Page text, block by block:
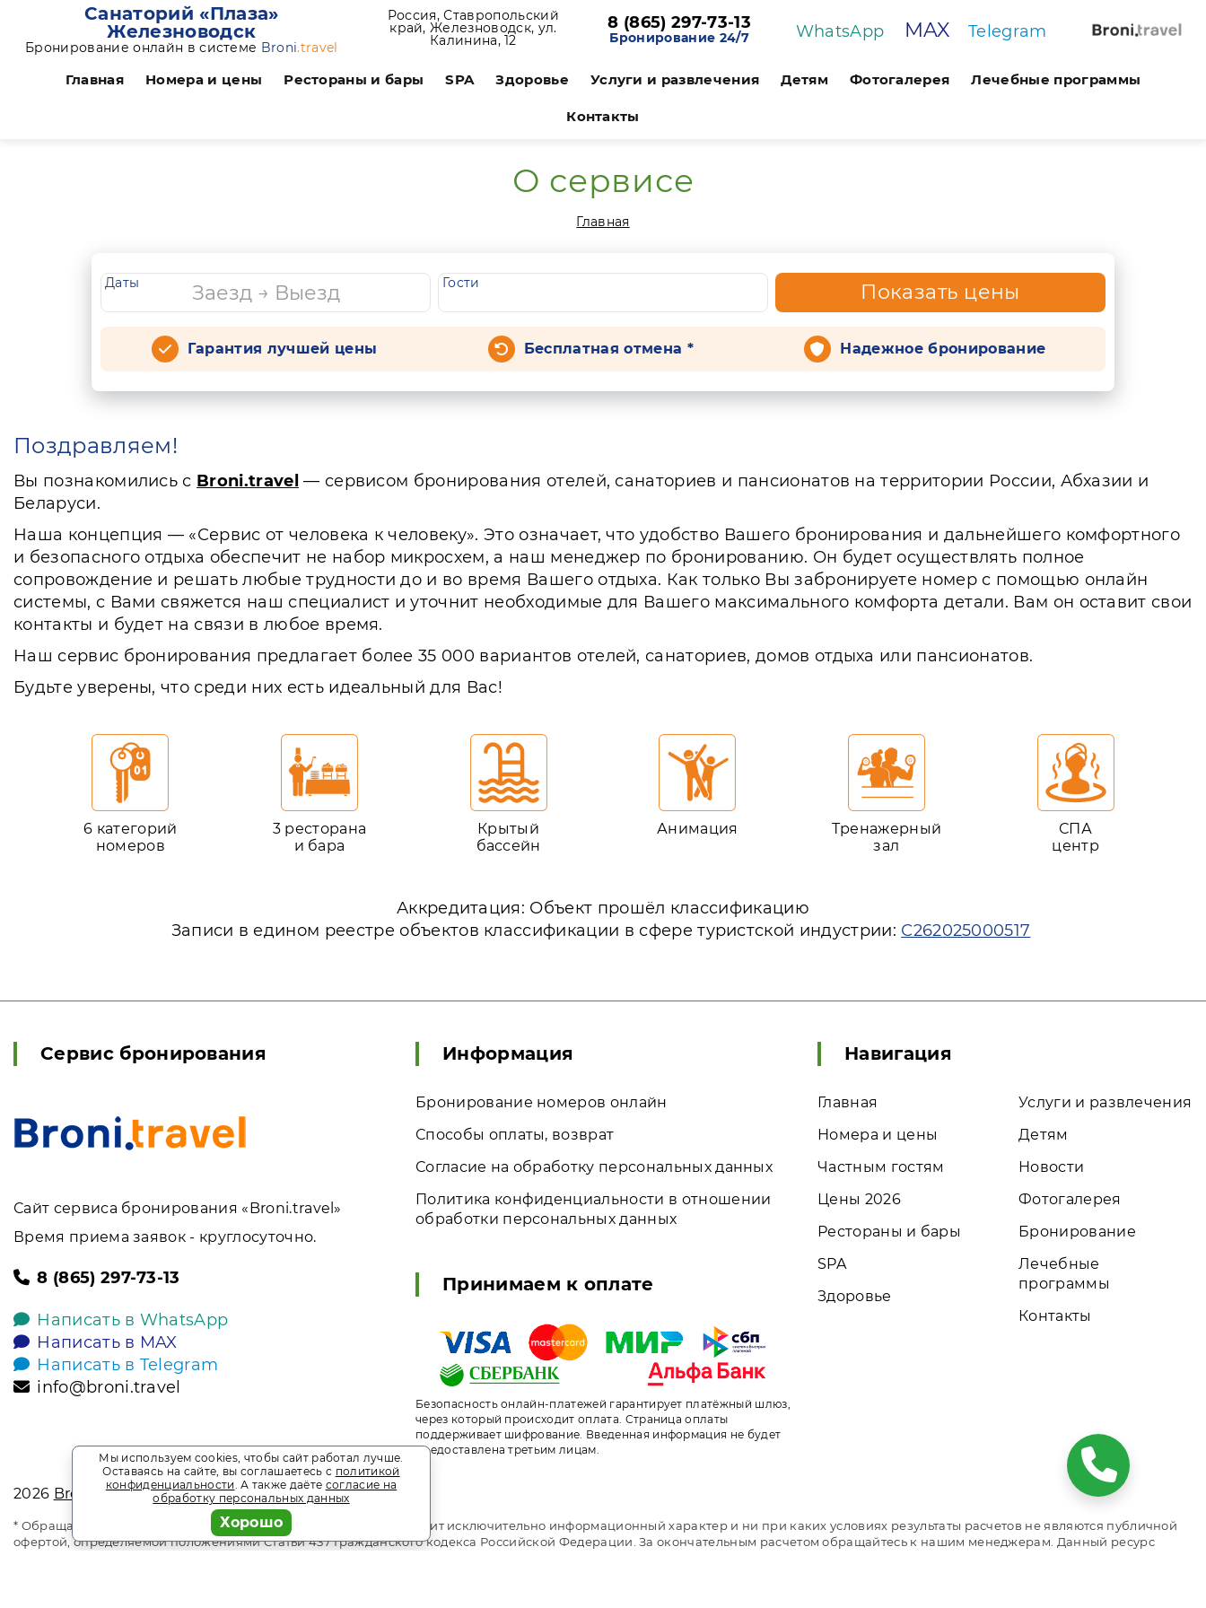
Санаторий «Плаза»
Железноводск
Бронирование онлайн в системе Broni.travel
Россия, Ставропольский
край, Железноводск, ул.
Калинина, 12
8 (865) 297-73-13
Бронирование 24/7 WhatsApp MAX Telegram
Главная Номера и цены Рестораны и бары SPA Здоровье Услуги и развлечения Детям Фотогалерея Лечебные программы
Контакты
О сервисе
Главная
Даты Гости Показать цены
Гарантия лучшей цены Бесплатная отмена * Надежное бронирование
Поздравляем!
Вы познакомились с Broni.travel — сервисом бронирования отелей, санаториев и пансионатов на территории России, Абхазии и
Беларуси.
Наша концепция — «Сервис от человека к человеку». Это означает, что удобство Вашего бронирования и дальнейшего комфортного
и безопасного отдыха обеспечит не набор микросхем, а наш менеджер по бронированию. Он будет осуществлять полное
сопровождение и решать любые трудности до и во время Вашего отдыха. Как только Вы забронируете номер с помощью онлайн
системы, с Вами свяжется наш специалист и уточнит необходимые для Вашего максимального комфорта детали. Вам он оставит свои
контакты и будет на связи в любое время.
Наш сервис бронирования предлагает более 35 000 вариантов отелей, санаториев, домов отдыха или пансионатов.
Будьте уверены, что среди них есть идеальный для Вас!
6 категорий
номеров
3 ресторана
и бара
Крытый
бассейн
Анимация
Тренажерный
зал
СПА
центр
Аккредитация: Объект прошёл классификацию
Записи в едином реестре объектов классификации в сфере туристской индустрии: С262025000517
Сервис бронирования
Сайт сервиса бронирования «Broni.travel»
Время приема заявок - круглосуточно.
8 (865) 297-73-13
Написать в WhatsApp
Написать в MAX
Написать в Telegram
info@broni.travel
Информация
Бронирование номеров онлайн
Способы оплаты, возврат
Согласие на обработку персональных данных
Политика конфиденциальности в отношении
обработки персональных данных
Принимаем к оплате
Безопасность онлайн-платежей гарантирует платёжный шлюз,
через который происходит оплата. Страница оплаты
поддерживает шифрование. Введенная информация не будет
предоставлена третьим лицам.
Навигация
Главная
Номера и цены
Частным гостям
Цены 2026
Рестораны и бары
SPA
Здоровье
Услуги и развлечения
Детям
Новости
Фотогалерея
Бронирование
Лечебные
программы
Контакты
2026 Broni.travel
* Обращаем ваше внимание на то, что данный интернет-сайт носит исключительно информационный характер и ни при каких условиях результаты расчетов не являются публичной
офертой, определяемой положениями Статьи 437 Гражданского кодекса Российской Федерации. За окончательным расчетом обращайтесь к нашим менеджерам. Данный ресурс
Мы используем cookies, чтобы сайт работал лучше.
Оставаясь на сайте, вы соглашаетесь с политикой
конфиденциальности. А также даёте согласие на
обработку персональных данных
Хорошо